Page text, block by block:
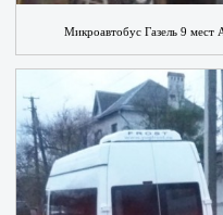
Микроавтобус Газель 9 мест